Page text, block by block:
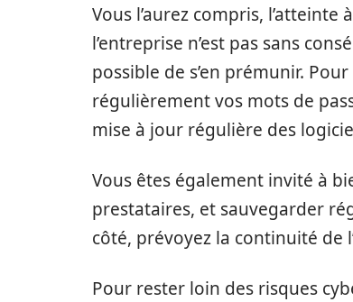
Vous l’aurez compris,
l’entreprise n’est pas sans
possible de s’en prémunir.
régulièrement vos mots de
mise à jour régulière des
Vous êtes également invité à
prestataires, et sauvegarder
côté, prévoyez la continuité de
Pour rester loin des risques